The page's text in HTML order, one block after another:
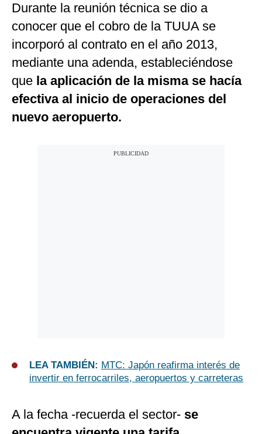
Durante la reunión técnica se dio a
conocer que el cobro de la TUUA se
incorporó al contrato en el año 2013,
mediante una adenda, estableciéndose
que la aplicación de la misma se hacía
efectiva al inicio de operaciones del
nuevo aeropuerto.
LEA TAMBIÉN: MTC: Japón reafirma interés de
invertir en ferrocarriles, aeropuertos y carreteras
A la fecha -recuerda el sector- se